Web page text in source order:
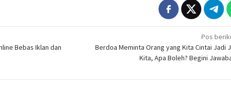
Bebas Iklan dan
Pos
Berdoa Meminta Orang yang Kita Cintai Jadi
Kita, Apa Boleh? Begini